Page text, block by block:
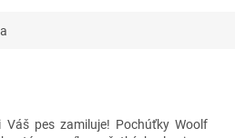
pes zamiluje! Pochúťky Woolf